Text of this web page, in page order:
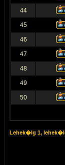
44
45
46
47
48
49
50
Lehek�lg 1,